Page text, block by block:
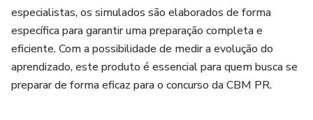
especialistas, os simulados são elaborados de forma
específica para garantir uma preparação completa e
eficiente. Com a possibilidade de medir a evolução do
aprendizado, este produto é essencial para quem busca se
preparar de forma eficaz para o concurso da CBM PR.